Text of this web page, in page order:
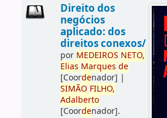
Direito dos
negócios
aplicado: dos
direitos conexos/
por MEDEIROS NETO,
Elias Marques de
[Coordenador] |
SIMÃO FILHO,
Adalberto
[Coordenador].